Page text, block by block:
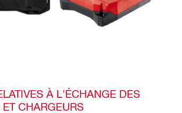
À L'ÉCHANGE DES
ET CHARGEURS